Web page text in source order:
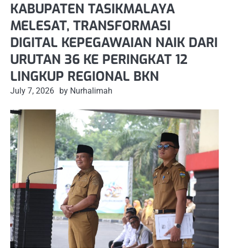
KABUPATEN TASIKMALAYA
MELESAT, TRANSFORMASI
DIGITAL KEPEGAWAIAN NAIK DARI
URUTAN 36 KE PERINGKAT 12
LINGKUP REGIONAL BKN
July 7, 2026 by Nurhalimah